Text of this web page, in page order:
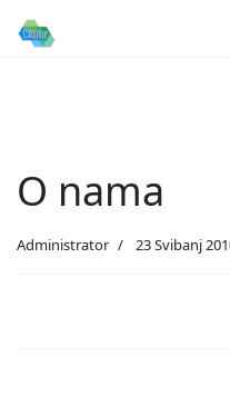
O nama
Administrator 23 Svibanj